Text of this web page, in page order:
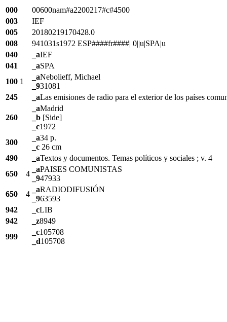
000
00600nam#a2200217#c#4500
003
IEF
005
20180219170428.0
008
941031s1972 ESP####fr####| 0||u|SPA|u
040
_aIEF
041
_aSPA
100 1
_aNebolieff, Michael
_931081
245
_aLas emisiones de radio para el exterior de los países
260
_aMadrid
_b [Side]
_c1972
300
_a34 p.
_c 26 cm
490
_aTextos y documentos. Temas políticos y sociales ; v. 4
650
4
_aPAISES COMUNISTAS
_947933
650
4
_aRADIODIFUSIÓN
_963593
942
_cLIB
942
_z8949
999
_c105708
_d105708